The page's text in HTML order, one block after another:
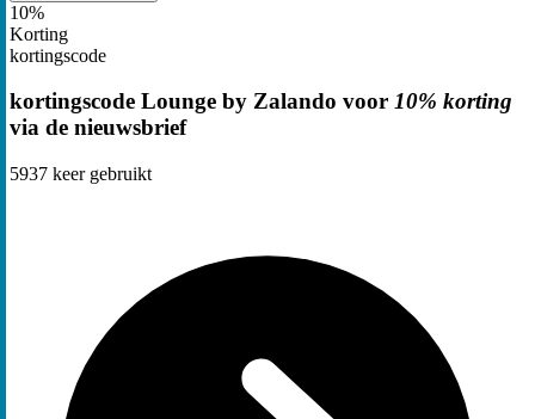
10%
Korting
kortingscode
kortingscode Lounge by Zalando voor 10% korting
via de nieuwsbrief
5937 keer gebruikt